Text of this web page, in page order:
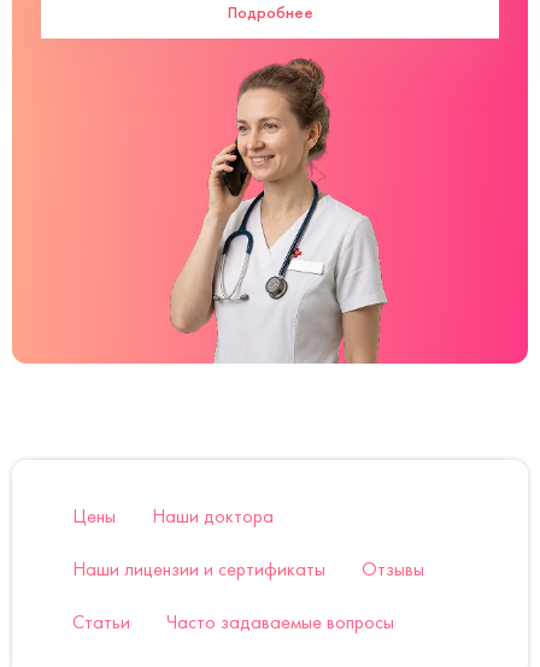
Подробнее
Цены Наши доктора
Наши лицензии и сертификаты Отзывы
Статьи Часто задаваемые вопросы